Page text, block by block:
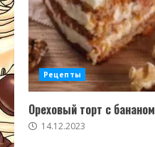
Рецепты
Ореховый торт с бананом
14.12.2023